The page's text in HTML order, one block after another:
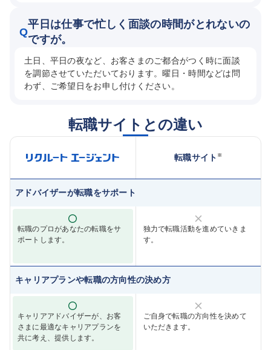
Q
平日は仕事で忙しく面談の時間がとれないの
ですが。
土日、平日の夜など、お客さまのご都合がつく時に面談
を調節させていただいております。曜日・時間などは問
わず、ご希望日をお申し付けください。
転職サイトとの違い
転職サイト ※
アドバイザーが転職をサポート
転職のプロがあなたの転職をサ
ポートします。
独力で転職活動を進めていきま
す。
キャリアプランや転職の方向性の決め方
キャリアアドバイザーが、お客
さまに最適なキャリアプランを
共に考え、提供します。
ご自身で転職の方向性を決めて
いただきます。